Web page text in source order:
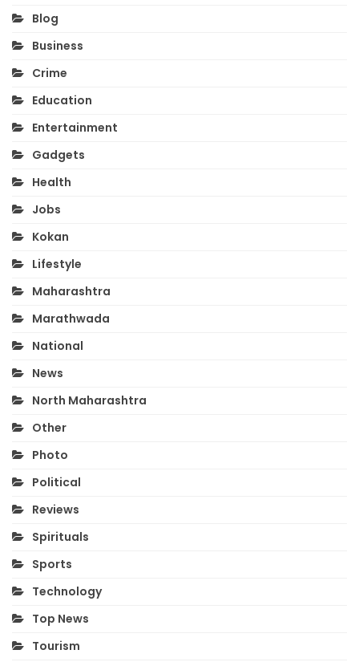
Blog
Business
Crime
Education
Entertainment
Gadgets
Health
Jobs
Kokan
Lifestyle
Maharashtra
Marathwada
National
News
North Maharashtra
Other
Photo
Political
Reviews
Spirituals
Sports
Technology
Top News
Tourism